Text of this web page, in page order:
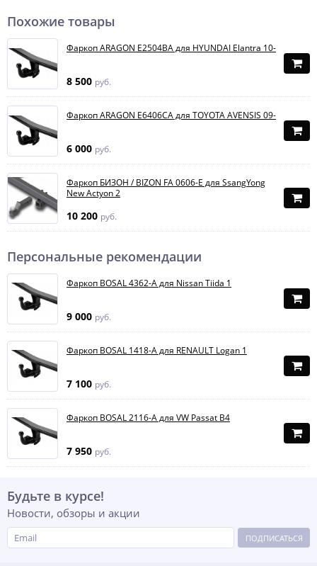
Похожие товары
Фаркоп ARAGON E2504BA для HYUNDAI Elantra 10-
8 500 руб.
Фаркоп ARAGON E6406CA для TOYOTA AVENSIS 09-
6 000 руб.
Фаркоп БИЗОН / BIZON FA 0606-E для SsangYong
New Actyon 2
10 200 руб.
Персональные рекомендации
Фаркоп BOSAL 4362-A для Nissan Tiida 1
9 000 руб.
Фаркоп BOSAL 1418-A для RENAULT Logan 1
7 100 руб.
Фаркоп BOSAL 2116-A для VW Passat B4
7 950 руб.
Будьте в курсе!
Новости, обзоры и акции
ПОДПИСАТЬСЯ